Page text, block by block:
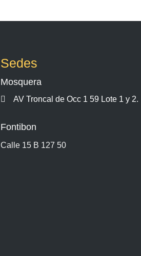
Sedes
Mosquera
AV Troncal de Occ 1 59 Lote 1 y 2.
Fontibon
Calle 15 B 127 50